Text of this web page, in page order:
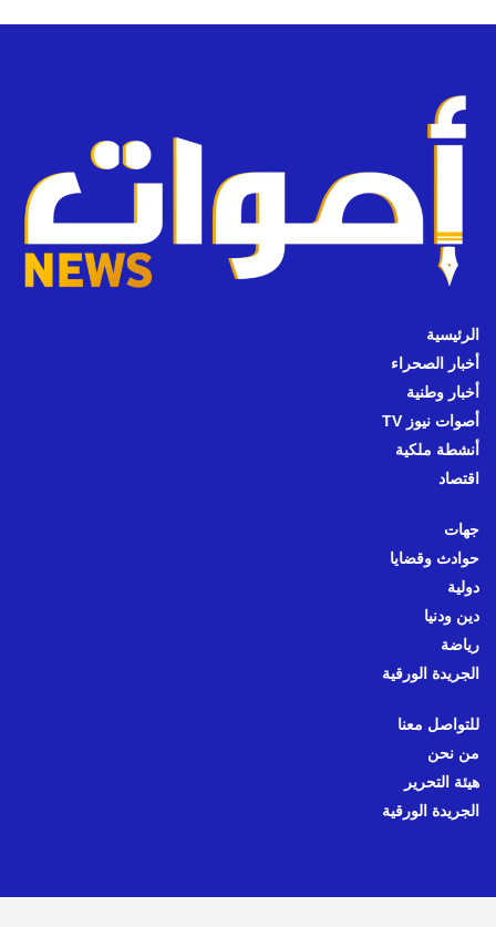
الرئيسية
أخبار الصحراء
أخبار وطنية
أصوات نيوز TV
أنشطة ملكية
اقتصاد
جهات
حوادث وقضايا
دولية
دين ودنيا
رياضة
الجريدة الورقية
للتواصل معنا
من نحن
هيئة التحرير
الجريدة الورقية